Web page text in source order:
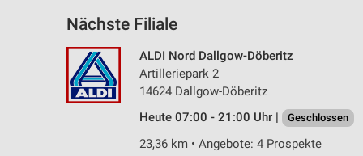
Nächste Filiale
ALDI Nord Dallgow-Döberitz
Artilleriepark 2
14624 Dallgow-Döberitz
Heute 07:00 - 21:00 Uhr |
Geschlossen
23,36 km • Angebote: 4 Prospekte
Werbung